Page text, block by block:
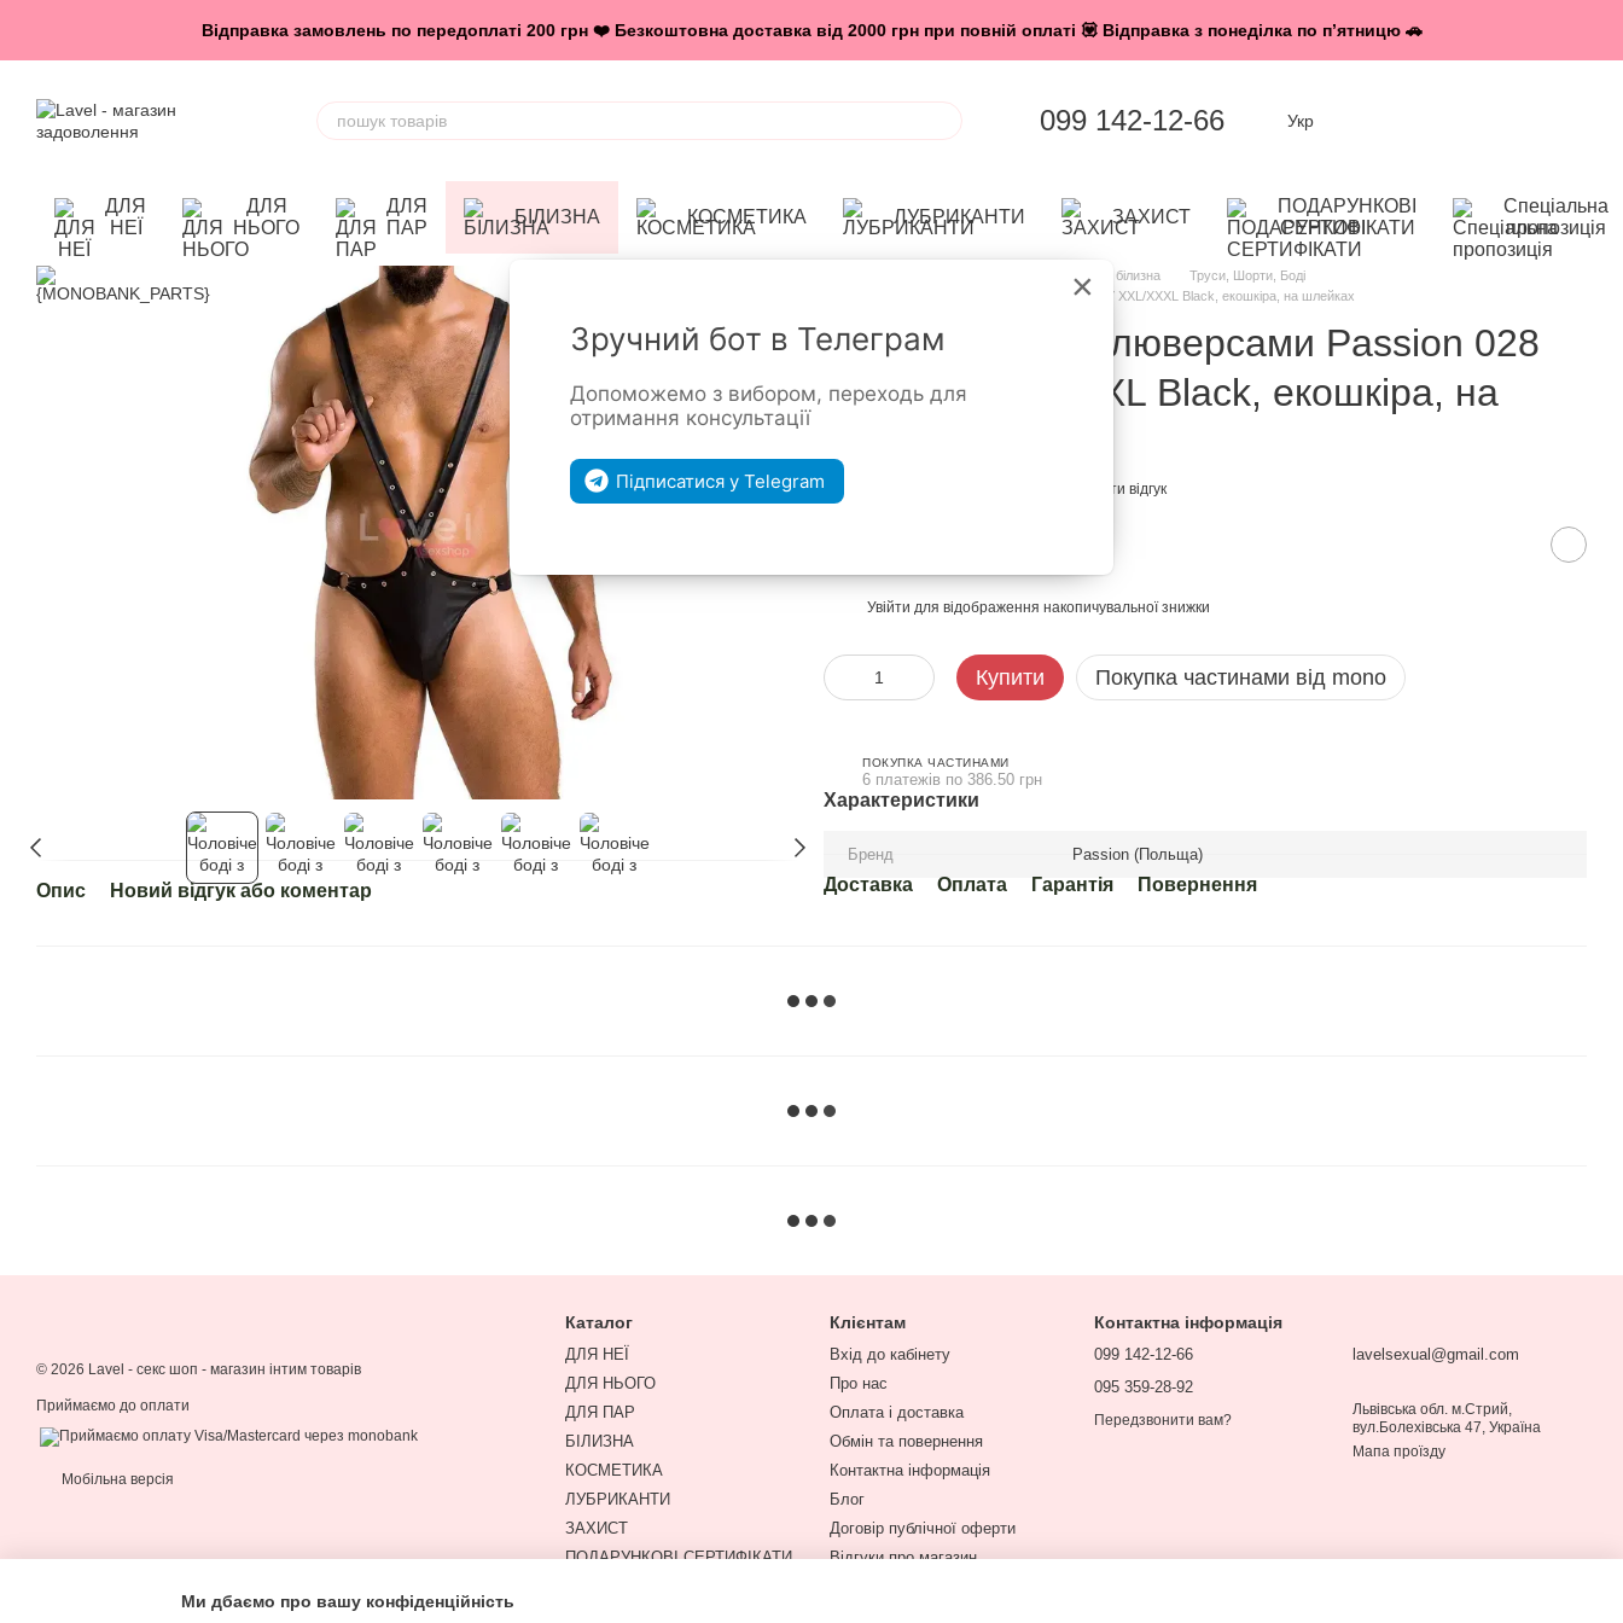
Відправка замовлень по передоплаті 200 грн ❤️ Безкоштовна доставка від 2000 грн при повній оплаті 💟 Відправка з понеділка по п’ятницю 🚗
099 142-12-66 Укр
ДЛЯ
НЕЇ
ДЛЯ
НЬОГО
ДЛЯ
ПАР
БІЛИЗНА КОСМЕТИКА ЛУБРИКАНТИ ЗАХИСТ
ПОДАРУНКОВІ
СЕРТИФІКАТИ
Спеціальна
пропозиція
Опис Новий відгук або коментар
Еротична чоловіча білизна
Труси, Шорти, Боді
Чоловіче боді з люверсами Passion 028 HARRY XXL/XXXL Black, екошкіра, на шлейках
Чоловіче боді з люверсами Passion 028
HARRY XXL/XXXL Black, екошкіра, на
Написати відгук
Увійти для відображення накопичувальної знижки
Купити Покупка частинами від mono
ПОКУПКА ЧАСТИНАМИ
6 платежів по 386.50 грн
Характеристики
Бренд Passion (Польща)
Доставка Оплата Гарантія Повернення
© 2026 Lavel - секс шоп - магазин інтим товарів
Приймаємо до оплати
Мобільна версія
Каталог
ДЛЯ НЕЇ
ДЛЯ НЬОГО
ДЛЯ ПАР
БІЛИЗНА
КОСМЕТИКА
ЛУБРИКАНТИ
ЗАХИСТ
ПОДАРУНКОВІ СЕРТИФІКАТИ
Клієнтам
Вхід до кабінету
Про нас
Оплата і доставка
Обмін та повернення
Контактна інформація
Блог
Договір публічної оферти
Відгуки про магазин
Контактна інформація
099 142-12-66
095 359-28-92
Передзвонити вам?
lavelsexual@gmail.com
Львівська обл. м.Стрий,
вул.Болехівська 47, Україна
Мапа проїзду
Ми дбаємо про вашу конфіденційність
Зручний бот в Телеграм
Допоможемо з вибором, переходь для
отримання консультації
Підписатися у Telegram
×